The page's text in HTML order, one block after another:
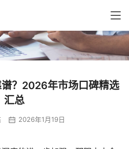
？2026年市场口碑精选
汇总
2026年1月19日